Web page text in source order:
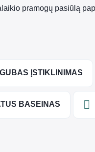
pramogų pasiūlą
ĮSTIKLINIMAS
BASEINAS